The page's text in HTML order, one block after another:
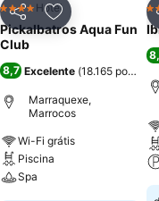
PartilharAdicionar aos
4 EstrelasHotel
Pickalbatros Aqua Fun
Club
8,7 Excelente (18.165
Marraquexe,
Marrocos
Wi-Fi grátis
Piscina
Spa
3